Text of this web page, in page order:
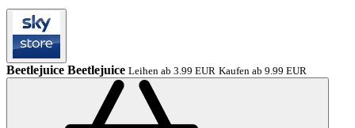
Beetlejuice Beetlejuice Leihen ab 3.99 EUR Kaufen ab 9.99 EUR